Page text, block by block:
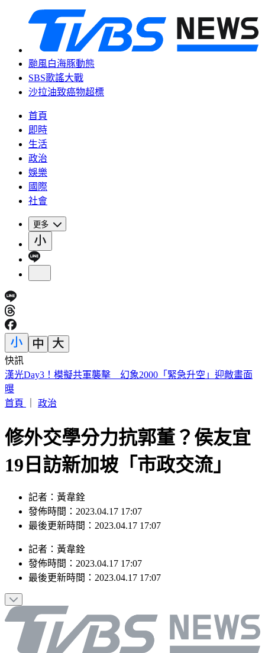
颱風白海豚動態
SBS歌謠大戰
沙拉油致癌物超標
首頁
即時
生活
政治
娛樂
國際
社會
更多
快訊
慈濟遭疫苗詐騙10億！賴瑞隆點名柯志恩：應向陳時中道歉
首頁
修外交學分力抗郭董？侯友宜
19日訪新加坡「市政交流」
發佈時間：2023.04.17 17:07
最後更新時間：2023.04.17 17:07
發佈時間：2023.04.17 17:07
最後更新時間：2023.04.17 17:07